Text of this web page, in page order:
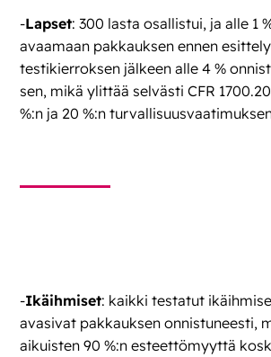
-Lapset: 300 lasta osallistui, ja alle 1
avaamaan pakkauksen ennen
testikierroksen jälkeen alle 4 %
sen, mikä ylittää selvästi CFR
%:n ja 20 %:n
-Ikäihmiset: kaikki testatut
avasivat pakkauksen onnistuneesti,
aikuisten 90 %:n esteettömyyttä